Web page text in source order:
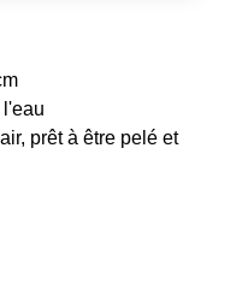
prêt à être pelé et